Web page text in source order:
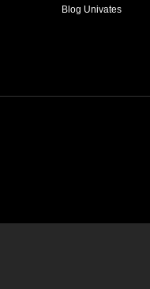
Blog Univates